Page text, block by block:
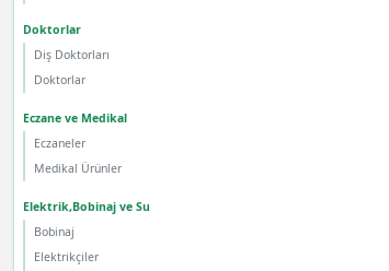
Doktorlar
Diş Doktorları
Doktorlar
Eczane ve Medikal
Eczaneler
Medikal Ürünler
Elektrik,Bobinaj ve Su
Bobinaj
Elektrikçiler